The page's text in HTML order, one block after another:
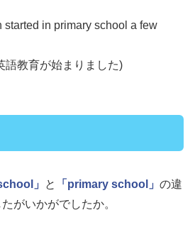
started in primary school a few
語教育が始まりました)
」 と 「primary school」 の違
がいかがでしたか。